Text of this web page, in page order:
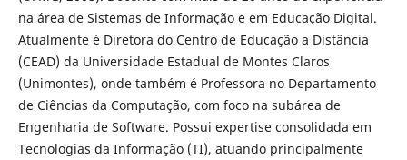
na área de Sistemas de Informação e em Educação Digital.
Atualmente é Diretora do Centro de Educação a Distância
(CEAD) da Universidade Estadual de Montes Claros
(Unimontes), onde também é Professora no Departamento
de Ciências da Computação, com foco na subárea de
Engenharia de Software. Possui expertise consolidada em
Tecnologias da Informação (TI), atuando principalmente